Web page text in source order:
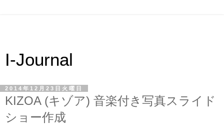
I-Journal
2014年12月23日火曜日
KIZOA (キゾア) 音楽付き写真スライド
ショー作成